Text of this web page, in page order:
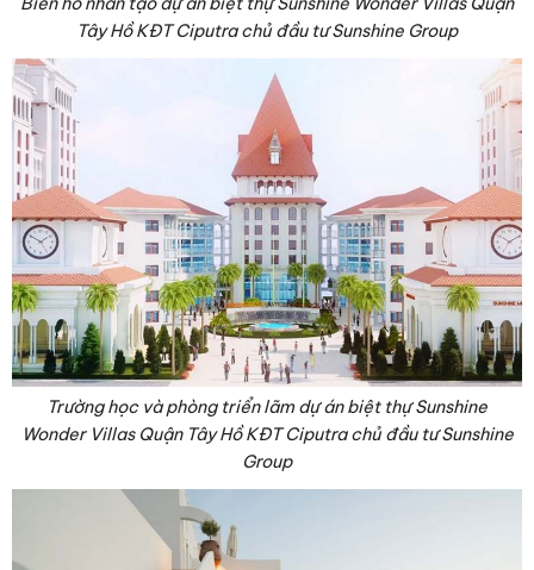
Tây Hồ KĐT Ciputra chủ đầu tư Sunshine Group
Trường học và phòng triển lãm dự án biệt thự Sunshine
Wonder Villas Quận Tây Hồ KĐT Ciputra chủ đầu tư Sunshine
Group